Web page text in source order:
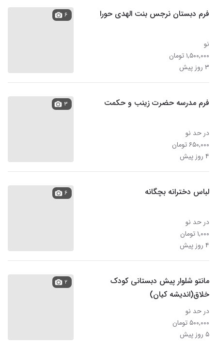
فرم دبستان نرجس بنت الهدی حورا
نو
۱,۵۰۰,۰۰۰ تومان
۳ روز پیش
۶
فرم مدرسه حضرت زینب و حکمت
در حد نو
۶۵۰,۰۰۰ تومان
۴ روز پیش
۳
لباس دخترانه بچگانه
در حد نو
۱,۰۰۰ تومان
۴ روز پیش
۶
مانتو شلوار پیش دبستانی کودک
خلاق(اندیشه کیان)
در حد نو
۵۰۰,۰۰۰ تومان
۵ روز پیش
۲